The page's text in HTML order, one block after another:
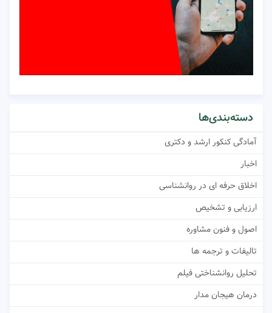
دسته‌بندی‌ها
آمادگی کنکور ارشد و دکتری
اخبار
اخلاق حرفه ای در روانشناسی
ارزیابی و تشخیص
اصول و فنون مشاوره
تالیفات و ترجمه ها
تحلیل روانشناختی فیلم
درمان هیجان مدار